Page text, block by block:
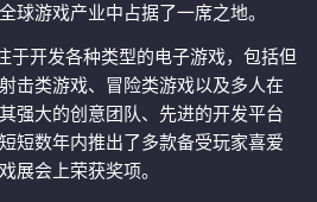
球游戏产业中占据了一席之地。
于开发各种类型的电子游戏，包括但
击类游戏、冒险类游戏以及多人在
强大的创意团队、先进的开发平台
短数年内推出了多款备受玩家喜爱
展会上荣获奖项。